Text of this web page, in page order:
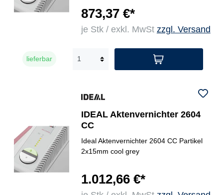
873,37 €*
je Stk / exkl. MwSt zzgl. Versand
lieferbar
IDEAL Aktenvernichter 2604
CC
Ideal Aktenvernichter 2604 CC Partikel
2x15mm cool grey
1.012,66 €*